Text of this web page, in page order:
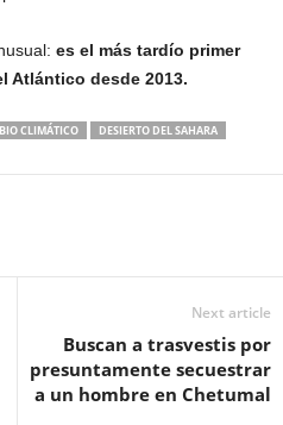
es el más tardío primer
Atlántico desde 2013.
CLIMÁTICO
DESIERTO DEL SAHARA
Next article
Buscan a trasvestis por
presuntamente secuestrar
a un hombre en Chetumal